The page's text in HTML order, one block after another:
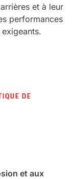
et à leur
performances
DE
et aux